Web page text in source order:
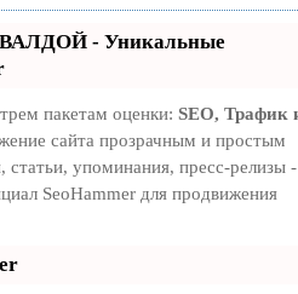
- Уникальные
пакетам оценки:SEO, Трафик
сайта прозрачным и простым
упоминания, пресс-релизы -
SeoHammer для продвижения